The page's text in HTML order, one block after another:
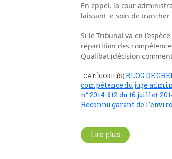
En appel, la cour
laissant le soin de
Si le Tribunal va en
répartition des
Qualibat (décision
CATÉGORIE(S) BLOG DE
compétence du juge
n° 2014-812 du 16 juillet
Reconnu garant de
Lire plus